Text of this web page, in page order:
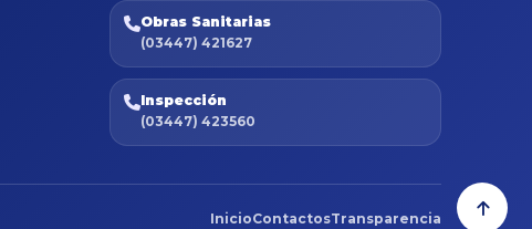
Obras Sanitarias
(03447) 421627
Inspección
(03447) 423560
InicioContactosTransparencia